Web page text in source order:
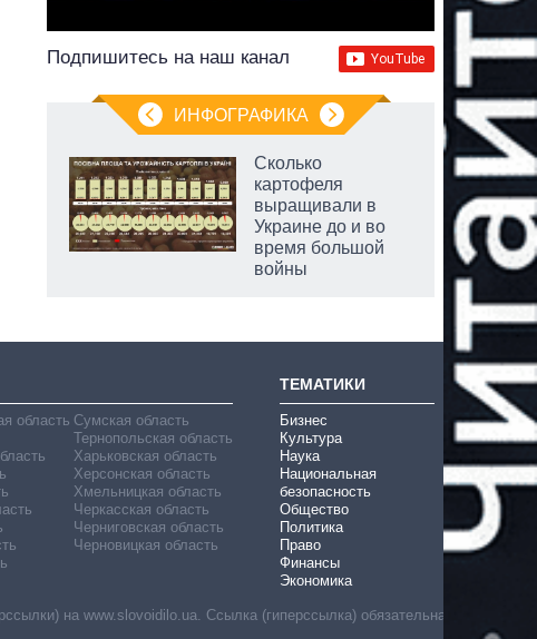
Подпишитесь на наш канал
ИНФОГРАФИКА
Сколько
картофеля
выращивали в
Украине до и во
время большой
войны
область Сумская область
Тернопольская область
Харьковская область
Херсонская область
Хмельницкая область
Черкасская область
Черниговская область
Черновицкая область
ТЕМАТИКИ
Бизнес
Культура
Наука
Национальная
безопасность
Общество
Политика
Право
Финансы
Экономика
на www.slovoidilo.ua. Ссылка (гиперссылка) обязательна